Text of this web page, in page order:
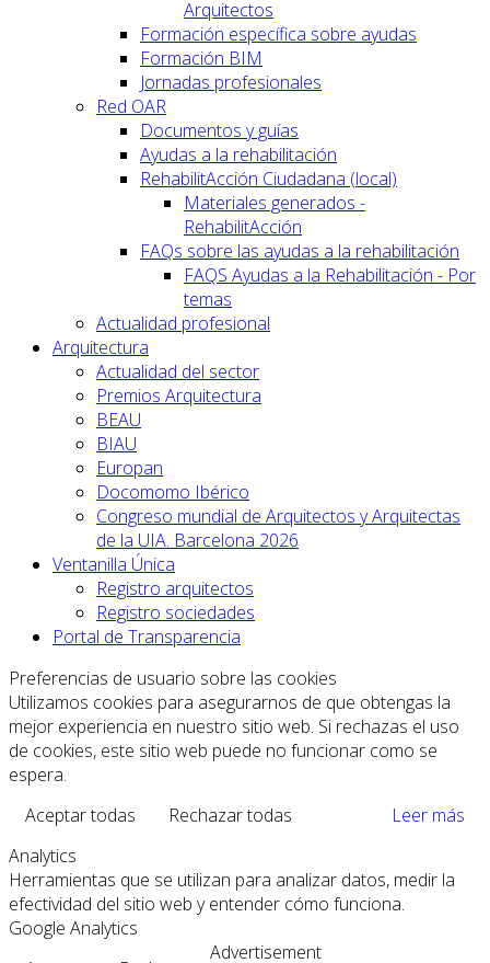
Arquitectos
Formación específica sobre ayudas
Formación BIM
Jornadas profesionales
Red OAR
Documentos y guías
Ayudas a la rehabilitación
RehabilitAcción Ciudadana (local)
Materiales generados -
RehabilitAcción
FAQs sobre las ayudas a la rehabilitación
FAQS Ayudas a la Rehabilitación - Por
temas
Actualidad profesional
Arquitectura
Actualidad del sector
Premios Arquitectura
BEAU
BIAU
Europan
Docomomo Ibérico
Congreso mundial de Arquitectos y Arquitectas
de la UIA. Barcelona 2026
Ventanilla Única
Registro arquitectos
Registro sociedades
Portal de Transparencia
Preferencias de usuario sobre las cookies
Utilizamos cookies para asegurarnos de que obtengas la
mejor experiencia en nuestro sitio web. Si rechazas el uso
de cookies, este sitio web puede no funcionar como se
espera.
Aceptar todas
Rechazar todas
Leer más
Analytics
Herramientas que se utilizan para analizar datos, medir la
efectividad del sitio web y entender cómo funciona.
Google Analytics
Advertisement